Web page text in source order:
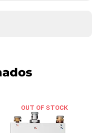
OUT OF STOCK